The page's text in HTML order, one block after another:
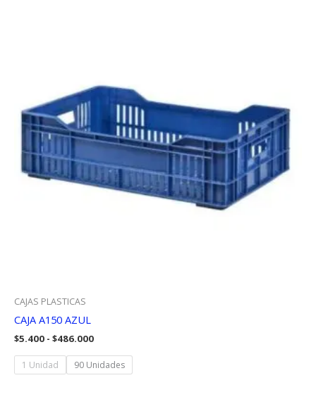
CAJAS PLASTICAS
CAJA A150 AZUL
$5.400 - $486.000Rango
precios:
desde
1 Unidad 90 Unidades